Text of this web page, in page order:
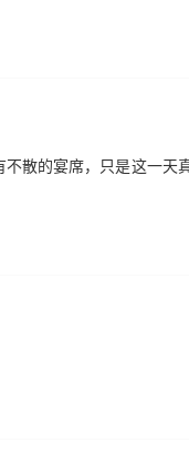
散的宴席，只是这一天